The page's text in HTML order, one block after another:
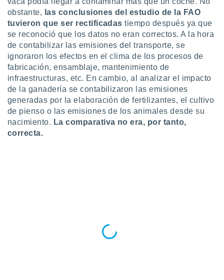
no
Puedes
acceder a
web a
abono
únicos
obstante, las conclusiones del estudio de la FAO
tuvieron que ser rectificadas tiempo después ya que
se reconoció que los datos no eran correctos. A la hora
de contabilizar las emisiones del transporte, se
ignoraron los efectos en el clima de los procesos de
fabricación, ensamblaje, mantenimiento de
infraestructuras, etc. En cambio, al analizar el impacto
de la ganadería se contabilizaron las emisiones
generadas por la elaboración de fertilizantes, el cultivo
de pienso o las emisiones de los animales desde su
nacimiento. La comparativa no era, por tanto,
correcta.